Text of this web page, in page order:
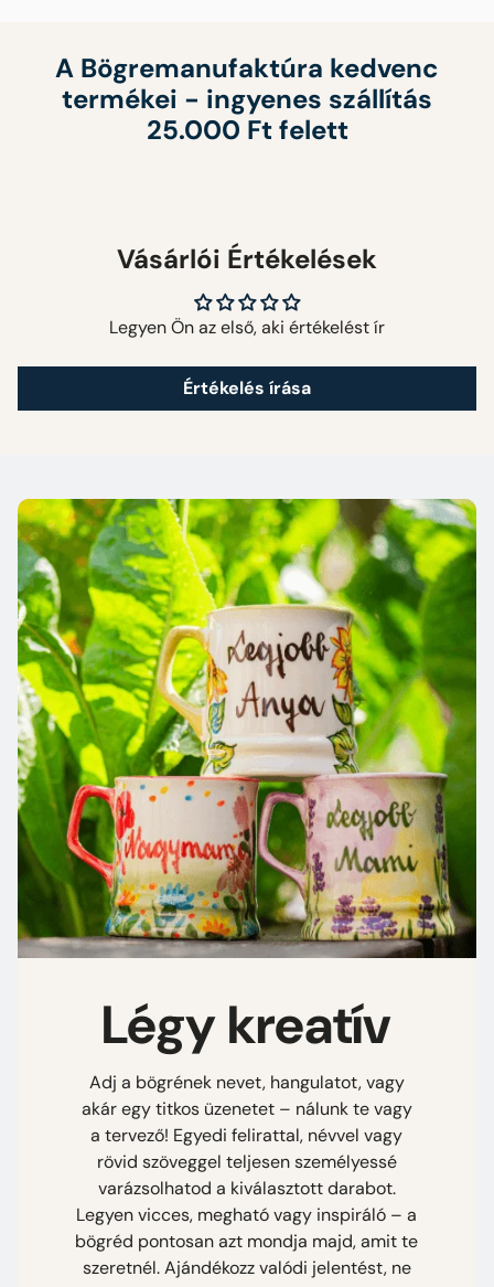
A Bögremanufaktúra kedvenc
termékei - ingyenes szállítás
25.000 Ft felett
Vásárlói Értékelések
Legyen Ön az első, aki értékelést ír
Értékelés írása
Légy kreatív
Adj a bögrének nevet, hangulatot, vagy
akár egy titkos üzenetet – nálunk te vagy
a tervező! Egyedi felirattal, névvel vagy
rövid szöveggel teljesen személyessé
varázsolhatod a kiválasztott darabot.
Legyen vicces, megható vagy inspiráló – a
bögréd pontosan azt mondja majd, amit te
szeretnél. Ajándékozz valódi jelentést, ne